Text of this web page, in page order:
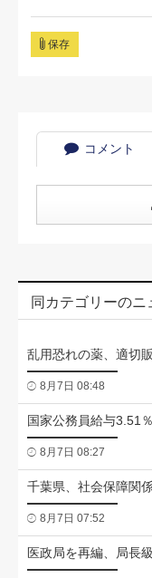
保存
コメント
同カテゴリーのニ
乱用恐れの薬、適切
8月7日 08:48
国家公務員給与3.51
8月7日 08:27
千葉県、社会保障関
8月7日 07:52
医政局を再編、局長